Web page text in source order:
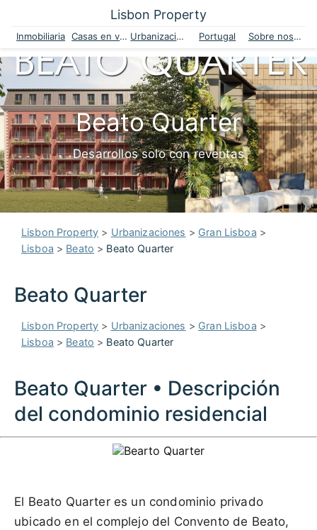
Lisbon Property
Inmobiliaria Casas en venta Urbanizaciones Portugal Sobre nosotros
Beato Quarter
Desarrollos solo con reventas
Lisbon Property > Urbanizaciones > Gran Lisboa >
Lisboa > Beato > Beato Quarter
Beato Quarter
Lisbon Property > Urbanizaciones > Gran Lisboa >
Lisboa > Beato > Beato Quarter
Beato Quarter • Descripción
del condominio residencial
El Beato Quarter es un condominio privado
ubicado en el complejo del Convento de Beato,